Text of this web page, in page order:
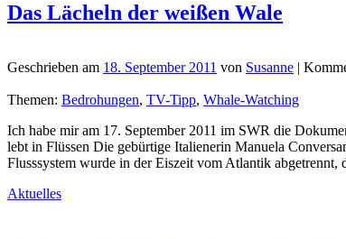
Das Lächeln der weißen Wale
Geschrieben am 18. September 2011 von Susanne |
Themen: Bedrohungen, TV-Tipp, Whale-Watching
Ich habe mir am 17. September 2011 im SWR die
lebt in Flüssen Die gebürtige Italienerin Manuela
Flusssystem wurde in der Eiszeit vom Atlantik
Aktuelles